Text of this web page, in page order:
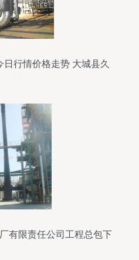
行情价格走势 大城县久
有限责任公司工程总包下